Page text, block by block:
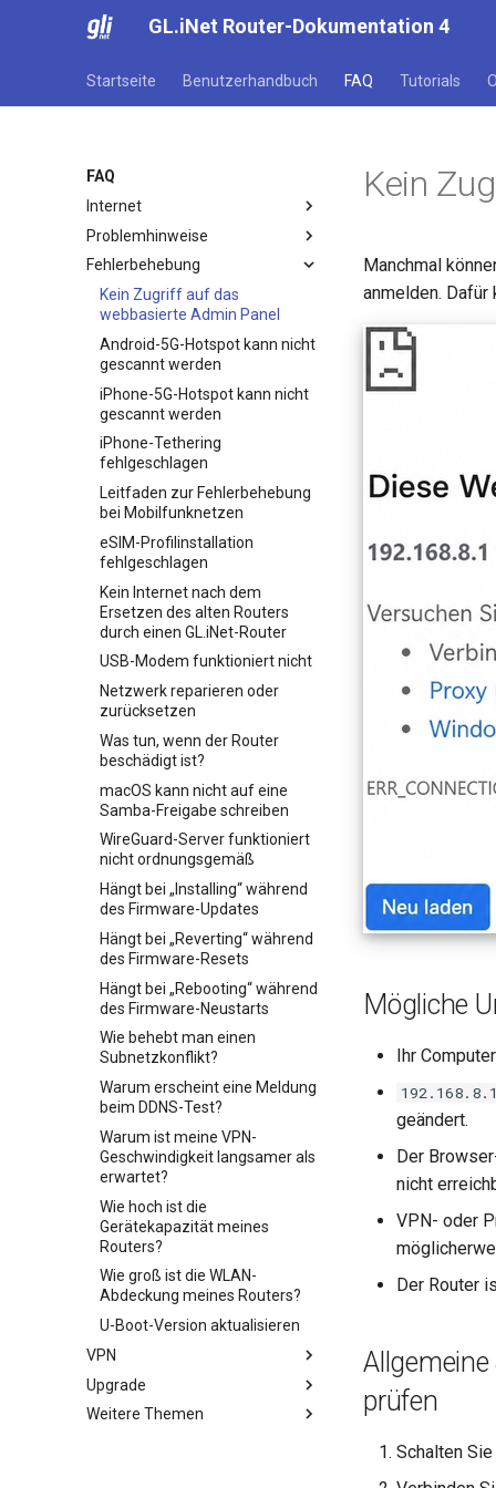
GL.iNet Router-Dokumentation 4
Startseite Benutzerhandbuch FAQ Tutorials
FAQ
Internet
Ersteinrichtung
Warnung des Browsers
FAQ zur Fehlerbehebung bei
der Internetverbindung
Verbindung mit öffentlichem
Hotspot mit Captive Portal
Ethernet-Gerät nur über Wi-Fi
verbinden
Problemhinweise
Problemhinweis für GL-
MT2500/GL-X3000/GL-XE3000
Problemhinweis und Lösungen
für GL-X3000/GL-X2000 bei
Problemen mit EE-SIM-Karten
Fehlerbehebung
Kein Zugriff auf das
webbasierte Admin Panel
Android-5G-Hotspot kann nicht
gescannt werden
iPhone-5G-Hotspot kann nicht
gescannt werden
iPhone-Tethering
fehlgeschlagen
Leitfaden zur Fehlerbehebung
bei Mobilfunknetzen
eSIM-Profilinstallation
fehlgeschlagen
Kein Internet nach dem
Ersetzen des alten Routers
durch einen GL.iNet-Router
USB-Modem funktioniert nicht
Netzwerk reparieren oder
zurücksetzen
Was tun, wenn der Router
beschädigt ist?
macOS kann nicht auf eine
Samba-Freigabe schreiben
WireGuard-Server funktioniert
nicht ordnungsgemäß
Hängt bei „Installing“ während
des Firmware-Updates
Hängt bei „Reverting“ während
des Firmware-Resets
Hängt bei „Rebooting“ während
des Firmware-Neustarts
Wie behebt man einen
Subnetzkonflikt?
Warum erscheint eine Meldung
beim DDNS-Test?
Warum ist meine VPN-
Geschwindigkeit langsamer als
erwartet?
Wie hoch ist die
Gerätekapazität meines
Routers?
Wie groß ist die WLAN-
Abdeckung meines Routers?
U-Boot-Version aktualisieren
VPN
OpenVPN einrichten
WireGuard einrichten
Upgrade
Firmware herunterladen
Weitere Themen
Kein
Manchmal
anmelden. Dafür
Mögliche
Ihr
192.168.8.1
geändert.
Der
nicht
VPN- oder
Der Router
prüfen
Schalten